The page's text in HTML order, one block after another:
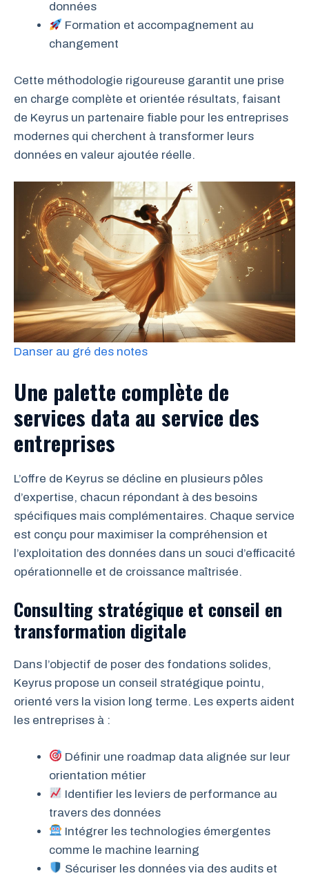
données
Formation et accompagnement au
changement
Cette méthodologie rigoureuse garantit une prise
en charge complète et orientée résultats, faisant
de Keyrus un partenaire fiable pour les entreprises
modernes qui cherchent à transformer leurs
données en valeur ajoutée réelle.
Danser au gré des notes
Une palette complète de
services data au service des
entreprises
L’offre de Keyrus se décline en plusieurs pôles
d’expertise, chacun répondant à des besoins
spécifiques mais complémentaires. Chaque service
est conçu pour maximiser la compréhension et
l’exploitation des données dans un souci d’efficacité
opérationnelle et de croissance maîtrisée.
Consulting stratégique et conseil en
transformation digitale
Dans l’objectif de poser des fondations solides,
Keyrus propose un conseil stratégique pointu,
orienté vers la vision long terme. Les experts aident
les entreprises à :
Définir une roadmap data alignée sur leur
orientation métier
Identifier les leviers de performance au
travers des données
Intégrer les technologies émergentes
comme le machine learning
Sécuriser les données via des audits et